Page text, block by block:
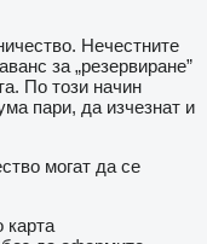
Нечестните
за „резервиране”
По този начин
пари, да изчезнат и
могат да се
карта